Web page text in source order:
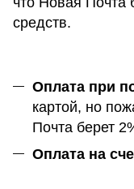
средств.
Оплата при
картой, но
Почта берет
Оплата на